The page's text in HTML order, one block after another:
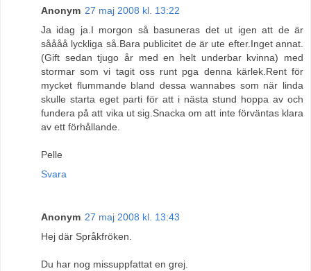
Anonym 27 maj 2008 kl. 13:22
Ja idag ja.I morgon så basuneras det ut igen att de är
såååå lyckliga så.Bara publicitet de är ute efter.Inget annat.
(Gift sedan tjugo år med en helt underbar kvinna) med
stormar som vi tagit oss runt pga denna kärlek.Rent för
mycket flummande bland dessa wannabes som när linda
skulle starta eget parti för att i nästa stund hoppa av och
fundera på att vika ut sig.Snacka om att inte förväntas klara
av ett förhållande.
Pelle
Svara
Anonym 27 maj 2008 kl. 13:43
Hej där Språkfröken.
Du har nog missuppfattat en grej.